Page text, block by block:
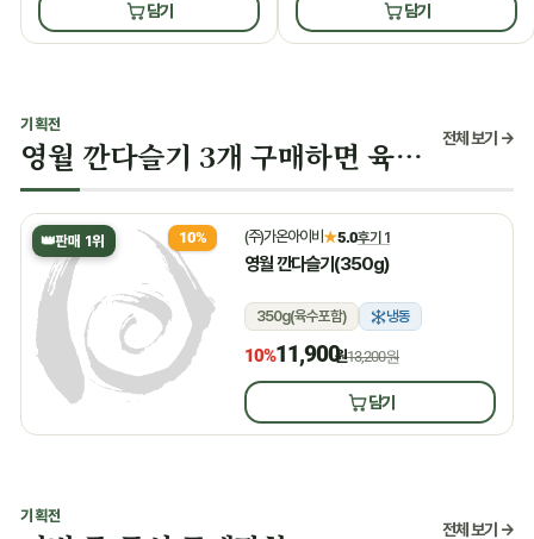
담기 담기
기획전
영월 깐다슬기 3개 구매하면 육수 증정 전체 보기 →
👑판매 1위 10% (주)가온아이비★5.0후기 1
영월 깐다슬기(350g)
350g(육수포함) 냉동
10%11,900원13,200원
담기
기획전
전체 보기 →